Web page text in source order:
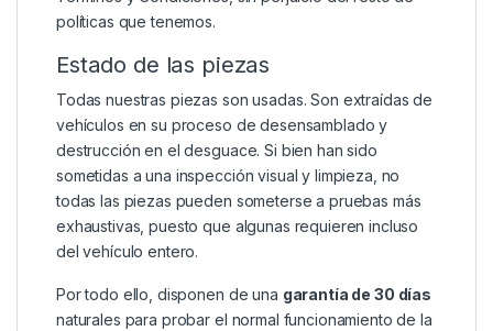
políticas que tenemos.
Estado de las piezas
Todas nuestras piezas son usadas. Son extraídas de
vehículos en su proceso de desensamblado y
destrucción en el desguace. Si bien han sido
sometidas a una inspección visual y limpieza, no
todas las piezas pueden someterse a pruebas más
exhaustivas, puesto que algunas requieren incluso
del vehículo entero.
Por todo ello, disponen de una garantía de 30 días
naturales para probar el normal funcionamiento de la